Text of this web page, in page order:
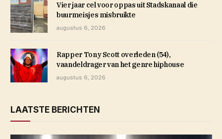
Vier jaar cel voor oppas uit Stadskanaal die
buurmeisjes misbruikte
augustus 6, 2026
Rapper Tony Scott overleden (54),
vaandeldrager van het genre hiphouse
augustus 6, 2026
LAATSTE BERICHTEN